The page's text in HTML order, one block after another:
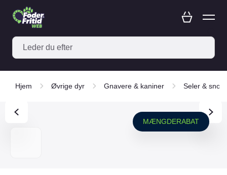
Hjem Øvrige dyr Gnavere & kaniner Seler & snore
MÆNGDERABAT